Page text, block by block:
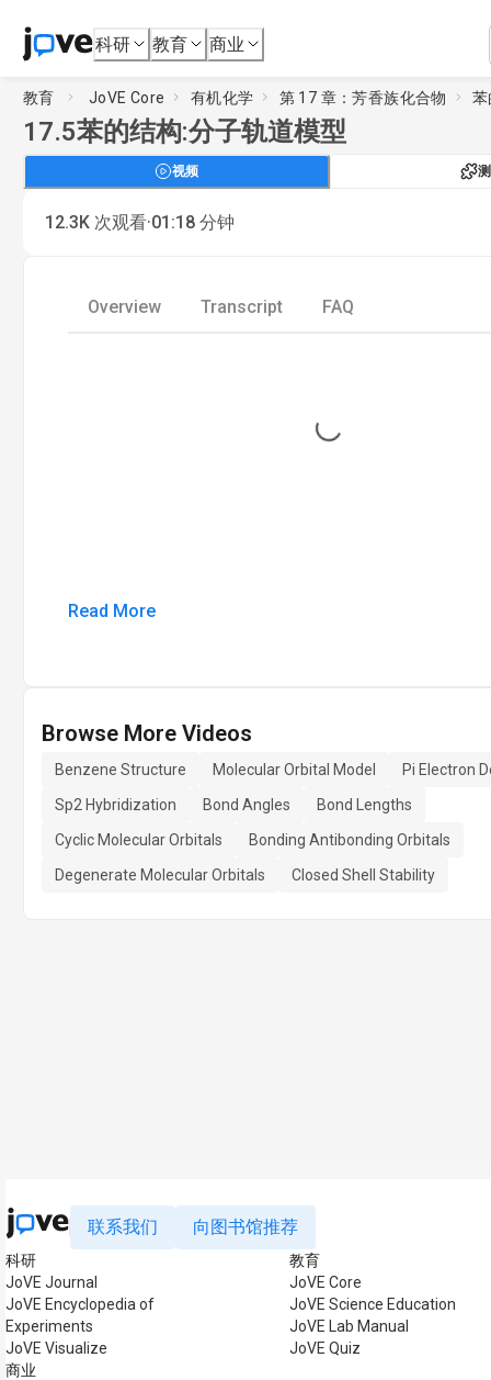
科研 教育 商业
教育 JoVE Core 有机化学 第 17 章：芳香族化合物 苯
17.5苯的结构:分子轨道模型
视频
12.3K 次观看·01:18 分钟
Overview Transcript FAQ
Loading...
Read More
Browse More Videos
Benzene Structure Molecular Orbital Model
Pi Electron
Sp2 Hybridization
Bond Angles
Bond Lengths
Cyclic Molecular Orbitals
Bonding Antibonding Orbitals
Degenerate Molecular Orbitals
Closed Shell Stability
联系我们 向图书馆推荐
科研
JoVE Journal
JoVE Encyclopedia of
Experiments
JoVE Visualize
商业
教育
JoVE Core
JoVE Science Education
JoVE Lab Manual
JoVE Quiz